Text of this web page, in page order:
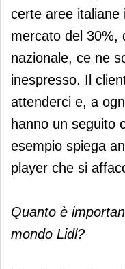
certe aree italiane
mercato del 30%,
nazionale, ce ne
inespresso. Il
attenderci e, a
hanno un seguito
esempio spiega
player che si
Quanto è
mondo Lidl?